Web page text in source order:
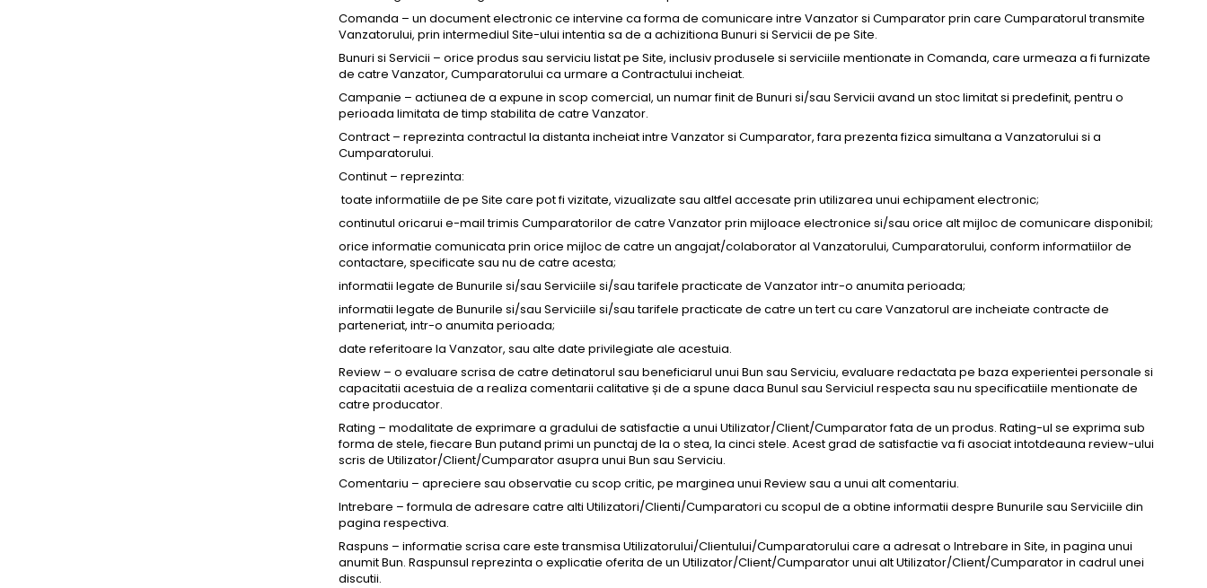
Comanda – un document electronic ce intervine ca forma de comunicare intre Vanzator si Cumparator prin care Cumparatorul transmite
Vanzatorului, prin intermediul Site-ului intentia sa de a achizitiona Bunuri si Servicii de pe Site.
Bunuri si Servicii – orice produs sau serviciu listat pe Site, inclusiv produsele si serviciile mentionate in Comanda, care urmeaza a fi furnizate
de catre Vanzator, Cumparatorului ca urmare a Contractului incheiat.
Campanie – actiunea de a expune in scop comercial, un numar finit de Bunuri si/sau Servicii avand un stoc limitat si predefinit, pentru o
perioada limitata de timp stabilita de catre Vanzator.
Contract – reprezinta contractul la distanta incheiat intre Vanzator si Cumparator, fara prezenta fizica simultana a Vanzatorului si a
Cumparatorului.
Continut – reprezinta:
toate informatiile de pe Site care pot fi vizitate, vizualizate sau altfel accesate prin utilizarea unui echipament electronic;
continutul oricarui e-mail trimis Cumparatorilor de catre Vanzator prin mijloace electronice si/sau orice alt mijloc de comunicare disponibil;
orice informatie comunicata prin orice mijloc de catre un angajat/colaborator al Vanzatorului, Cumparatorului, conform informatiilor de
contactare, specificate sau nu de catre acesta;
informatii legate de Bunurile si/sau Serviciile si/sau tarifele practicate de Vanzator intr-o anumita perioada;
informatii legate de Bunurile si/sau Serviciile si/sau tarifele practicate de catre un tert cu care Vanzatorul are incheiate contracte de
parteneriat, intr-o anumita perioada;
date referitoare la Vanzator, sau alte date privilegiate ale acestuia.
Review – o evaluare scrisa de catre detinatorul sau beneficiarul unui Bun sau Serviciu, evaluare redactata pe baza experientei personale si
capacitatii acestuia de a realiza comentarii calitative și de a spune daca Bunul sau Serviciul respecta sau nu specificatiile mentionate de
catre producator.
Rating – modalitate de exprimare a gradului de satisfactie a unui Utilizator/Client/Cumparator fata de un produs. Rating-ul se exprima sub
forma de stele, fiecare Bun putand primi un punctaj de la o stea, la cinci stele. Acest grad de satisfactie va fi asociat intotdeauna review-ului
scris de Utilizator/Client/Cumparator asupra unui Bun sau Serviciu.
Comentariu – apreciere sau observatie cu scop critic, pe marginea unui Review sau a unui alt comentariu.
Intrebare – formula de adresare catre alti Utilizatori/Clienti/Cumparatori cu scopul de a obtine informatii despre Bunurile sau Serviciile din
pagina respectiva.
Raspuns – informatie scrisa care este transmisa Utilizatorului/Clientului/Cumparatorului care a adresat o Intrebare in Site, in pagina unui
anumit Bun. Raspunsul reprezinta o explicatie oferita de un Utilizator/Client/Cumparator unui alt Utilizator/Client/Cumparator in cadrul unei
discutii.